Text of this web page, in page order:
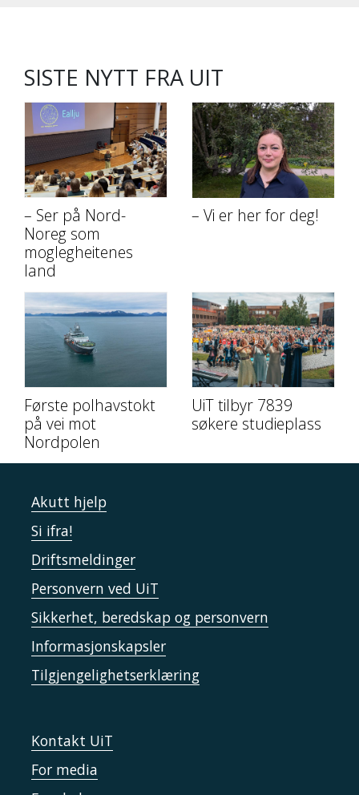
SISTE NYTT FRA UIT
– Ser på Nord-
Noreg som
moglegheitenes
land
– Vi er her for deg!
Første polhavstokt
på vei mot
Nordpolen
UiT tilbyr 7839
søkere studieplass
Akutt hjelp
Si ifra!
Driftsmeldinger
Personvern ved UiT
Sikkerhet, beredskap og personvern
Informasjonskapsler
Tilgjengelighetserklæring
Kontakt UiT
For media